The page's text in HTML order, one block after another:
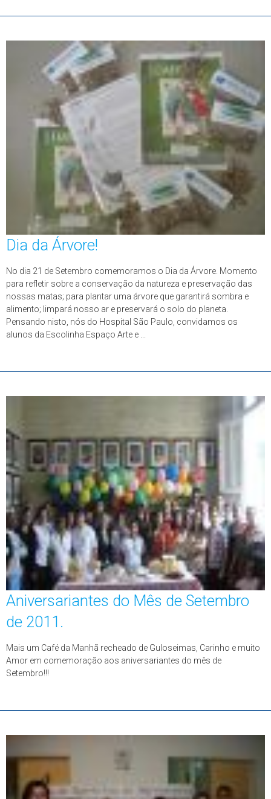
Dia da Árvore!
No dia 21 de Setembro comemoramos o Dia da Árvore. Momento
para refletir sobre a conservação da natureza e preservação das
nossas matas; para plantar uma árvore que garantirá sombra e
alimento; limpará nosso ar e preservará o solo do planeta.
Pensando nisto, nós do Hospital São Paulo, convidamos os
alunos da Escolinha Espaço Arte e ...
Aniversariantes do Mês de Setembro
de 2011.
Mais um Café da Manhã recheado de Guloseimas, Carinho e muito
Amor em comemoração aos aniversariantes do mês de
Setembro!!!